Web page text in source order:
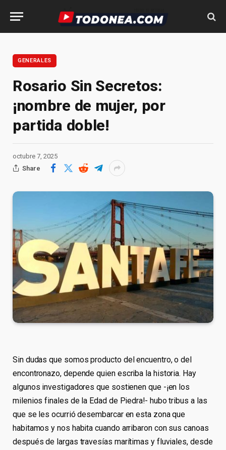
GENERALES
Rosario Sin Secretos:
¡nombre de mujer, por
partida doble!
octubre 7, 2025
Share
Sin dudas que somos producto del encuentro, o del
encontronazo, depende quien escriba la historia. Hay
algunos investigadores que sostienen que -¡en los
milenios finales de la Edad de Piedra!- hubo tribus a las
que se les ocurrió desembarcar en esta zona que
habitamos y nos habita cuando arribaron con sus canoas
después de largas travesías marítimas y fluviales, desde